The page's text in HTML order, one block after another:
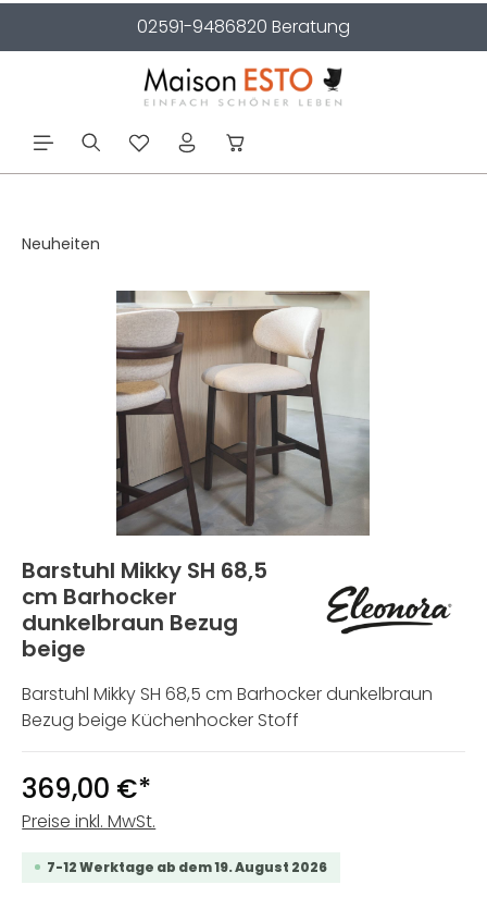
02591-9486820 Beratung
Neuheiten
Bildergalerie überspringen
Barstuhl Mikky SH 68,5
cm Barhocker
dunkelbraun Bezug
beige
Barstuhl Mikky SH 68,5 cm Barhocker dunkelbraun
Bezug beige Küchenhocker Stoff
369,00 €*
Preise inkl. MwSt.
7-12 Werktage ab dem 19. August 2026